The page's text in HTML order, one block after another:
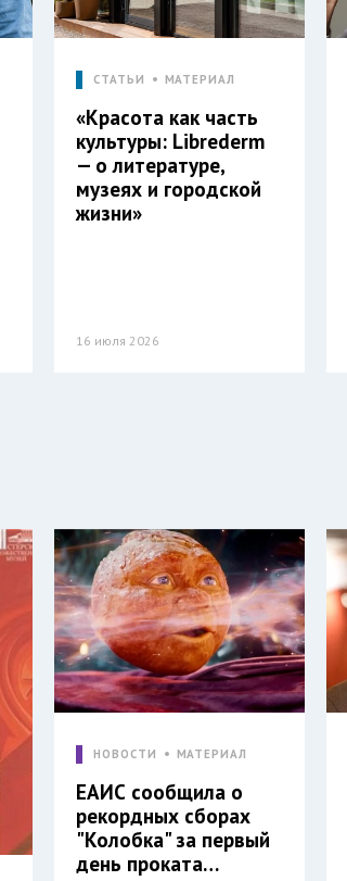
СТАТЬИ МАТЕРИАЛ
«Красота как часть
культуры: Librederm
— о литературе,
музеях и городской
жизни»
16 июля 2026
НОВОСТИ МАТЕРИАЛ
ЕАИС сообщила о
рекордных сборах
"Колобка" за первый
день проката…